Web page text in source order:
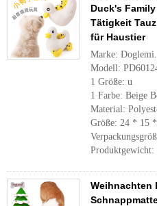
Duck's
Tätigkeit
für Haustier
Marke: Doglemi.
Modell:
1 Größe: u
1 Farbe: Beige
Material:
Größe: 24 * 15
Produktgewicht:
Weihnachten